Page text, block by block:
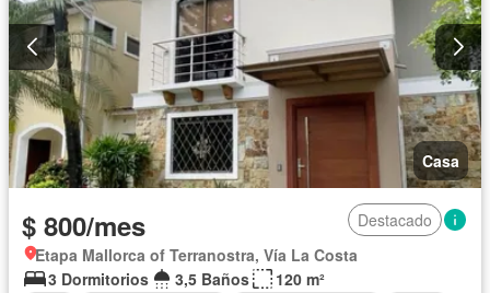
Casa
$ 800/mes
Destacado
Etapa Mallorca of Terranostra, Vía La Costa
3 Dormitorios
3,5 Baños
120 m²